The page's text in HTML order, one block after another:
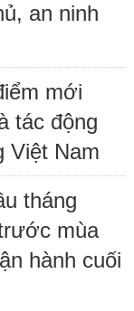
an ninh
mới
tác động
Việt Nam
tháng
mùa
hành cuối